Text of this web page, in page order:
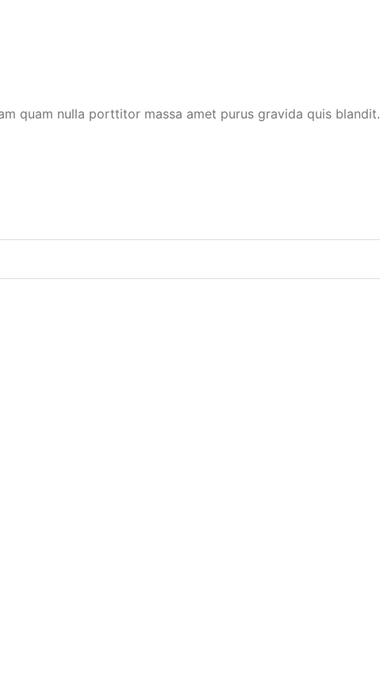
quam nulla porttitor massa amet purus gravida quis blandit.